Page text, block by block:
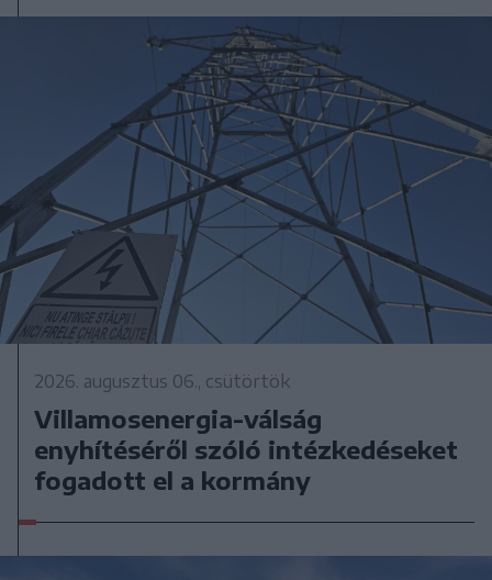
2026. augusztus 06., csütörtök
Villamosenergia-válság
enyhítéséről szóló intézkedéseket
fogadott el a kormány